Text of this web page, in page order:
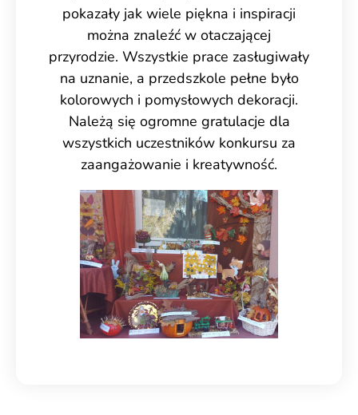
pokazały jak wiele piękna i inspiracji
można znaleźć w otaczającej
przyrodzie. Wszystkie prace zasługiwały
na uznanie, a przedszkole pełne było
kolorowych i pomysłowych dekoracji.
Należą się ogromne gratulacje dla
wszystkich uczestników konkursu za
zaangażowanie i kreatywność.